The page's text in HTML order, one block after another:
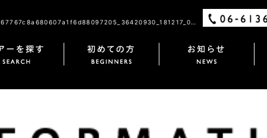
c1548d67767c8a680607a1f6d88097205_36420930_181217_0274/ 株式会社クルーズ・ワールド